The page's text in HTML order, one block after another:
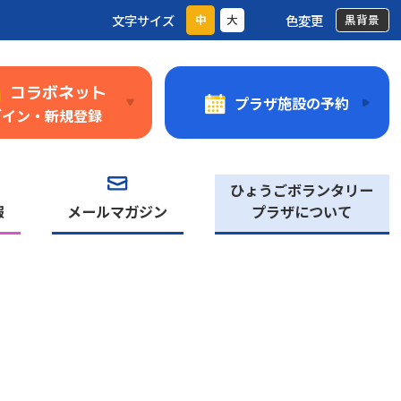
コラボネット
ン・新規登録
プラザ施設の予約
メールマガジン
ひょうごボランタリー
プラザについて
文字サイズ 中 大 色変更 黒背景